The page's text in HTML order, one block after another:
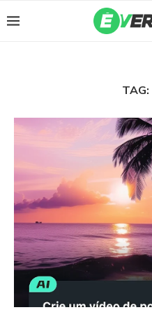
TAG: